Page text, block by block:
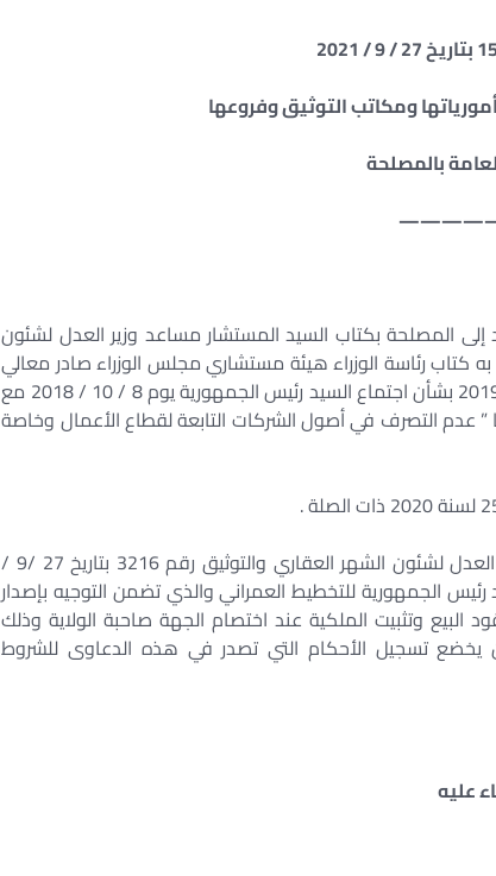
ومكاتب التوثيق وفروعها
بالمصلحة
الصادر بناء على ما ورد إلى المصلحة بكتاب السيد المستشار مساعد وزير العدل لشئون
والتوثيق رقم 51 بتاريخ 7 / 3 / 2019 مرفقا به كتاب رئاسة الوزراء هيئة مستشاري مجلس الوزراء صادر معالي
السيد المستشار / وزير العدل برقم 316 م د المؤرخ 6 / 3 / 2019 بشأن اجتماع السيد رئيس الجمهورية يوم 8 / 10 / 2018 مع
عدم التصرف في أصول الشركات التابعة لقطاع الأعمال وخاصة
فقد ورد إلى المصلحة كتاب السيد المستشار مساعد وزير العدل لشئون الشهر العقاري والتوثيق رقم 3216 بتاريخ 27 /9 /
رئيس الجمهورية للتخطيط العمراني والذي تضمن التوجيه بإصدار
وتثبيت الملكية عند اختصام الجهة صاحبة الولاية وذلك
أحكام المنشور الفني 5 لسنة 2019 على أن يخضع تسجيل الأحكام التي تصدر في هذه الدعاوى للشروط
عليه